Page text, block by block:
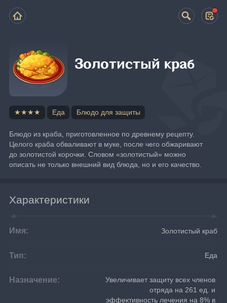
Золотистый краб
★★★★ Еда Блюдо для защиты
Блюдо из краба, приготовленное по древнему рецепту.
Целого краба обваливают в муке, после чего обжаривают
до золотистой корочки. Словом «золотистый» можно
описать не только внешний вид блюда, но и его качество.
Характеристики
Имя: Золотистый краб
Тип: Еда
Назначение:
Увеличивает защиту всех членов
отряда на 261 ед. и
эффективность лечения на 8% в